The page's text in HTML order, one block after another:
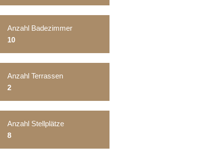
Anzahl Badezimmer
10
Anzahl Terrassen
2
Anzahl Stellplätze
8